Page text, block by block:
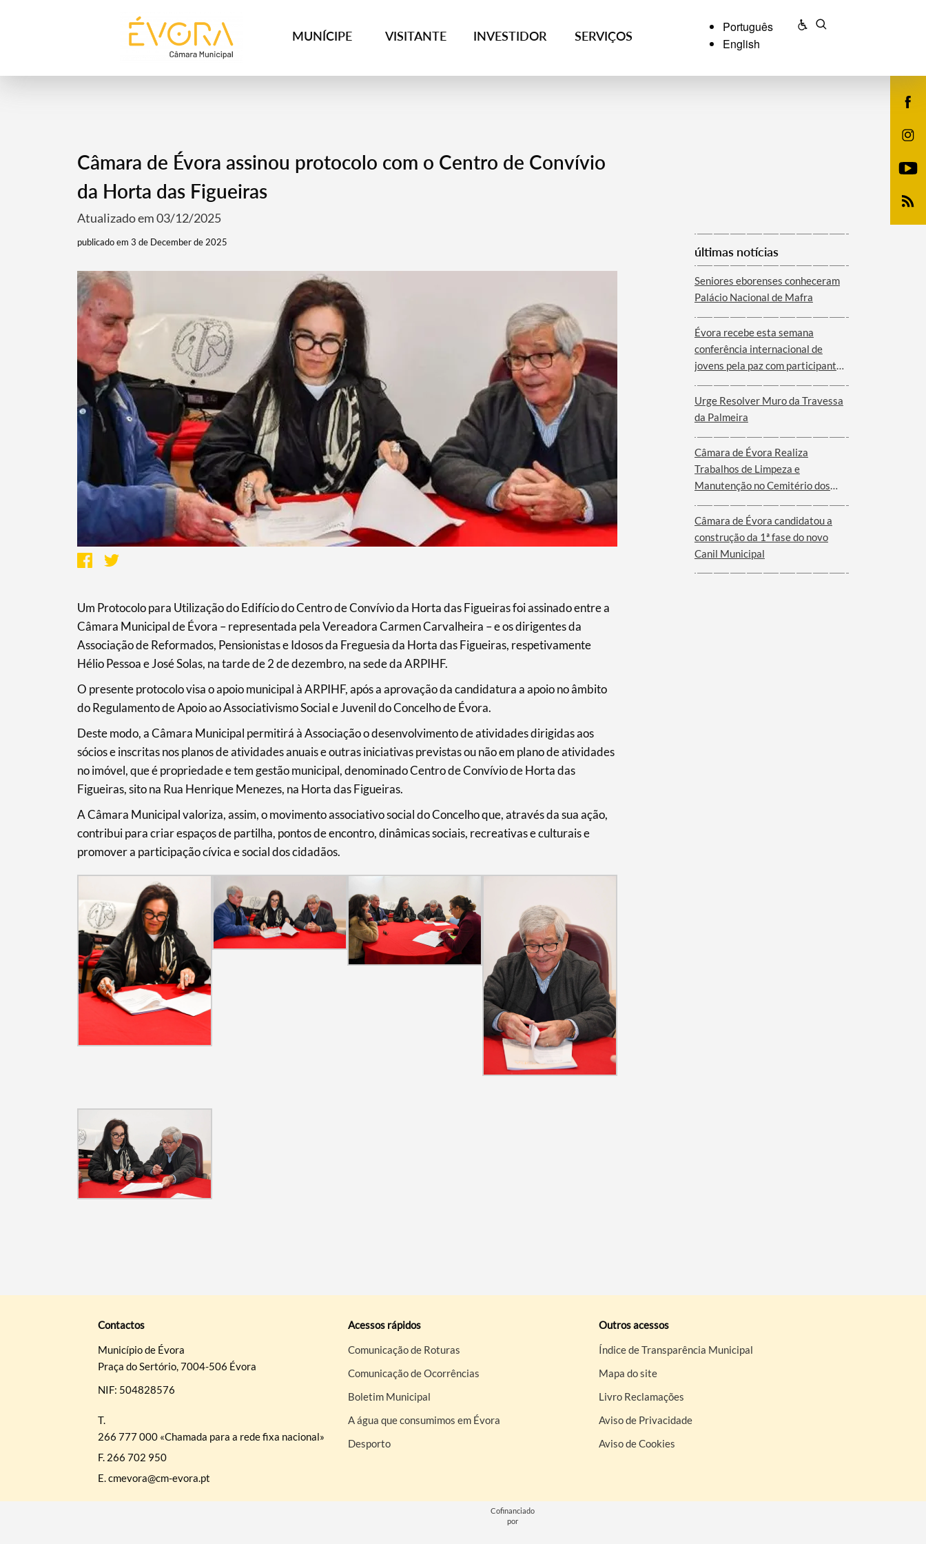
MUNÍCIPE VISITANTE INVESTIDOR SERVIÇOS
Português
English
Categorias gerais
Filtros
Câmara de Évora assinou protocolo com o Centro de Convívio
da Horta das Figueiras
Atualizado em 03/12/2025
publicado em 3 de December de 2025
Um Protocolo para Utilização do Edifício do Centro de Convívio da Horta das Figueiras foi assinado entre a
Câmara Municipal de Évora – representada pela Vereadora Carmen Carvalheira – e os dirigentes da
Associação de Reformados, Pensionistas e Idosos da Freguesia da Horta das Figueiras, respetivamente
Hélio Pessoa e José Solas, na tarde de 2 de dezembro, na sede da ARPIHF.
O presente protocolo visa o apoio municipal à ARPIHF, após a aprovação da candidatura a apoio no âmbito
do Regulamento de Apoio ao Associativismo Social e Juvenil do Concelho de Évora.
Deste modo, a Câmara Municipal permitirá à Associação o desenvolvimento de atividades dirigidas aos
sócios e inscritas nos planos de atividades anuais e outras iniciativas previstas ou não em plano de atividades
no imóvel, que é propriedade e tem gestão municipal, denominado Centro de Convívio de Horta das
Figueiras, sito na Rua Henrique Menezes, na Horta das Figueiras.
A Câmara Municipal valoriza, assim, o movimento associativo social do Concelho que, através da sua ação,
contribui para criar espaços de partilha, pontos de encontro, dinâmicas sociais, recreativas e culturais e
promover a participação cívica e social dos cidadãos.
últimas notícias
Seniores eborenses conheceram
Palácio Nacional de Mafra
Évora recebe esta semana
conferência internacional de
jovens pela paz com participantes
Urge Resolver Muro da Travessa
da Palmeira
Câmara de Évora Realiza
Trabalhos de Limpeza e
Manutenção no Cemitério dos
Câmara de Évora candidatou a
construção da 1ª fase do novo
Canil Municipal
Contactos
Município de Évora
Praça do Sertório, 7004-506 Évora
NIF: 504828576
T.
266 777 000 «Chamada para a rede fixa nacional»
F. 266 702 950
E.cmevora@cm-evora.pt
Acessos rápidos
Comunicação de Roturas
Comunicação de Ocorrências
Boletim Municipal
A água que consumimos em Évora
Desporto
Outros acessos
Índice de Transparência Municipal
Mapa do site
Livro Reclamações
Aviso de Privacidade
Aviso de Cookies
Cofinanciado
por